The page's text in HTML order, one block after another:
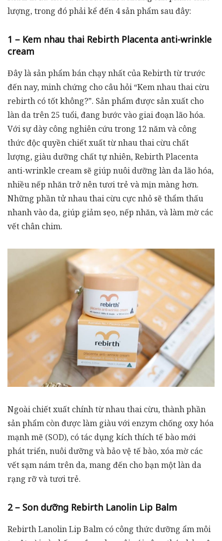
lượng, trong đó phải kể đến 4 sản phẩm sau đây:
1 – Kem nhau thai Rebirth Placenta anti-wrinkle
cream
Đây là sản phẩm bán chạy nhất của Rebirth từ trước
đến nay, minh chứng cho câu hỏi “Kem nhau thai cừu
rebirth có tốt không?”. Sản phẩm được sản xuất cho
làn da trên 25 tuổi, đang bước vào giai đoạn lão hóa.
Với sự dày công nghiên cứu trong 12 năm và công
thức độc quyền chiết xuất từ nhau thai cừu chất
lượng, giàu dưỡng chất tự nhiên, Rebirth Placenta
anti-wrinkle cream sẽ giúp nuôi dưỡng làn da lão hóa,
nhiều nếp nhăn trở nên tươi trẻ và mịn màng hơn.
Những phần tử nhau thai cừu cực nhỏ sẽ thẩm thấu
nhanh vào da, giúp giảm sẹo, nếp nhăn, và làm mờ các
vết chân chim.
Ngoài chiết xuất chính từ nhau thai cừu, thành phần
sản phẩm còn được làm giàu với enzym chống oxy hóa
mạnh mẽ (SOD), có tác dụng kích thích tế bào mới
phát triển, nuôi dưỡng và bảo vệ tế bào, xóa mờ các
vết sạm nám trên da, mang đến cho bạn một làn da
rạng rỡ và tươi trẻ.
2 – Son dưỡng Rebirth Lanolin Lip Balm
Rebirth Lanolin Lip Balm có công thức dưỡng ẩm môi